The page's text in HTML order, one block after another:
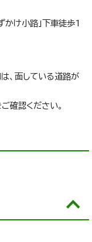
け小路」下車徒歩1
、面している道路が
確認ください。